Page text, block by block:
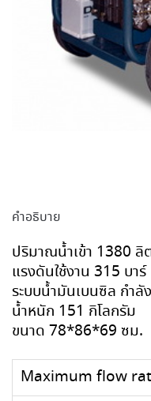
คำอธิบาย
ปริมาณน้ำเข้า 1380 ลิ
แรงดันใช้งาน 315 บาร์
ระบบน้ำมันเบนซิล กำ
น้ำหนัก 151 กิโลกรัม
ขนาด 78*86*69 ซม.
Maximum flow